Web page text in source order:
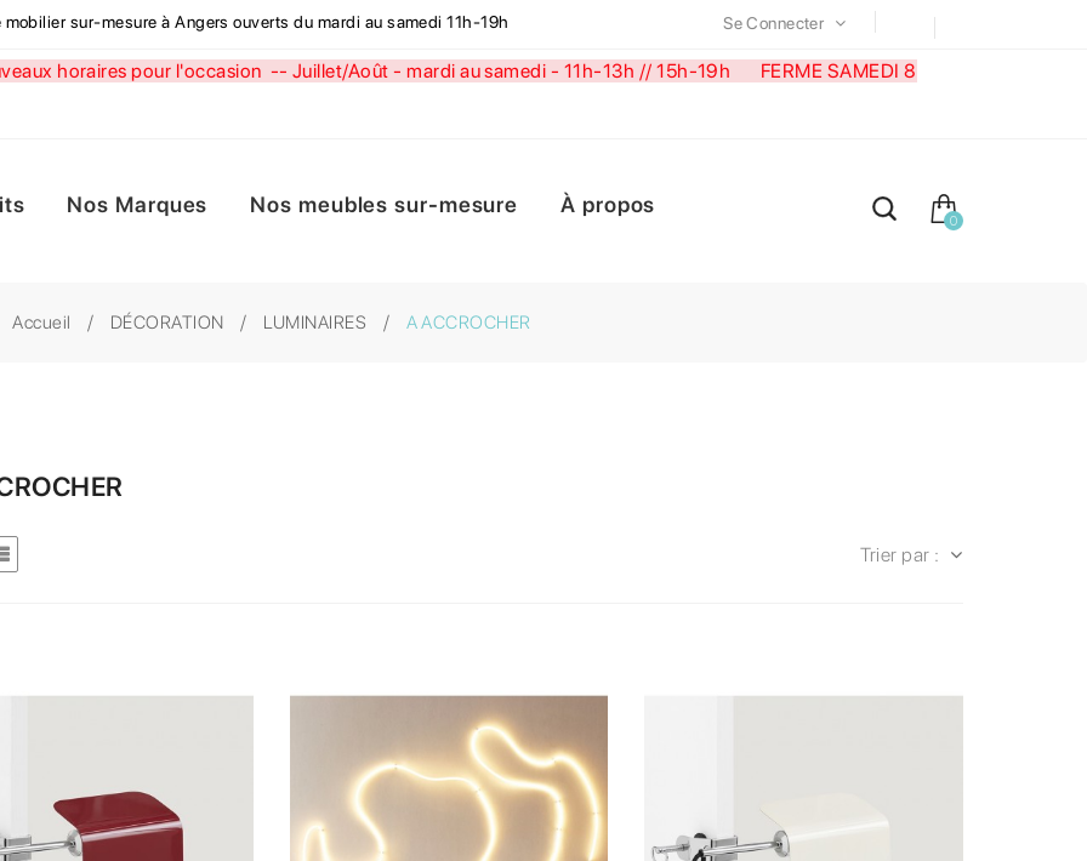
sur-mesure à Angers ouverts du mardi au samedi 11h-19h Se Connecter
horaires pour l'occasion -- Juillet/Août - mardi au samedi - 11h-13h // 15h-19h FERME SAMEDI 8
Nos Marques Nos meubles sur-mesure À propos
0
Accueil DÉCORATION LUMINAIRES A ACCROCHER
Trier par :